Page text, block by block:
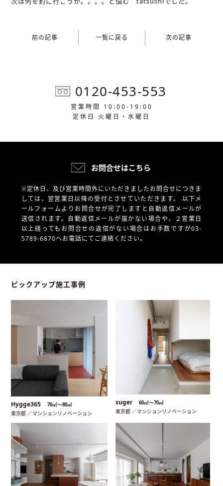
前の記事 一覧に戻る 次の記事
0120-453-553
営業時間 10:00-19:00
定休日 火曜日・水曜日
お問合せはこちら
※定休日、及び営業時間外にいただきましたお問合せにつきま
しては、翌営業日以降の受付とさせていただきます。 以下メ
ールフォームよりお問合せが完了しますと自動返信メールが
送信されます。自動返信メールが届かない場合や、
２営業日
以上経ってもお問合せの返信がない場合はお手数ですが03-
5789-6870へお電話にてご連絡ください。
ピックアップ施工事例
Hygge365 70㎡〜80㎡
東京都 ／マンションリノベーション
suger 60㎡〜70㎡
東京都 ／マンションリノベーション